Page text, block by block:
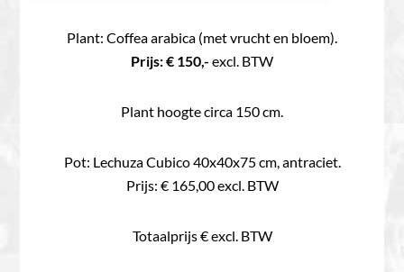
Plant: Coffea arabica (met vrucht en bloem).
Prijs: € 150,- excl. BTW
Plant hoogte circa 150 cm.
Pot: Lechuza Cubico 40x40x75 cm, antraciet.
Prijs: € 165,00 excl. BTW
Totaalprijs € excl. BTW